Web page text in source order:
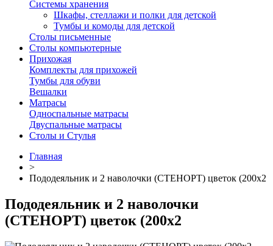
Системы хранения
Шкафы, стеллажи и полки для детской
Тумбы и комоды для детской
Столы письменные
Столы компьютерные
Прихожая
Комплекты для прихожей
Тумбы для обуви
Вешалки
Матрасы
Односпальные матрасы
Двуспальные матрасы
Столы и Стулья
Главная
>
Пододеяльник и 2 наволочки (СТЕНОРТ) цветок (200х2
Пододеяльник и 2 наволочки
(СТЕНОРТ) цветок (200х2